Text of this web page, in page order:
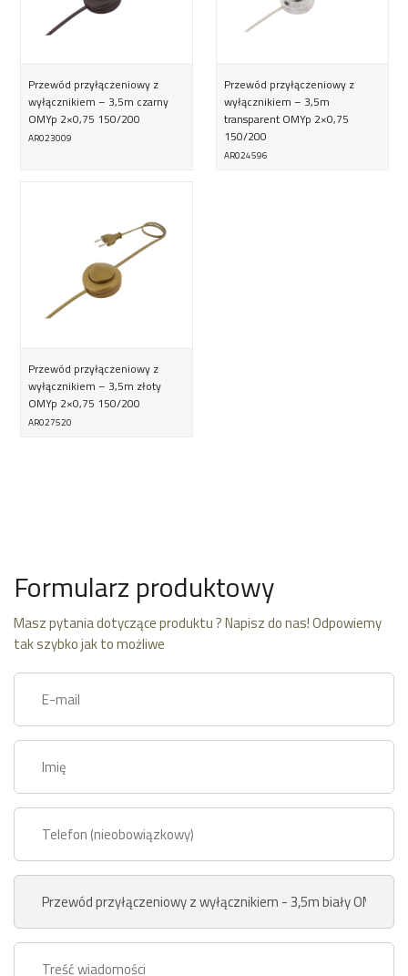
Przewód przyłączeniowy z
wyłącznikiem – 3,5m czarny
OMYp 2×0,75 150/200
AR023009
Przewód przyłączeniowy z
wyłącznikiem – 3,5m
transparent OMYp 2×0,75
150/200
AR024596
Przewód przyłączeniowy z
wyłącznikiem – 3,5m złoty
OMYp 2×0,75 150/200
AR027520
Formularz produktowy
Masz pytania dotyczące produktu ? Napisz do nas! Odpowiemy
tak szybko jak to możliwe